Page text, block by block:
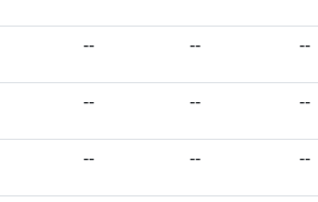
-- -- --
-- -- --
-- -- --